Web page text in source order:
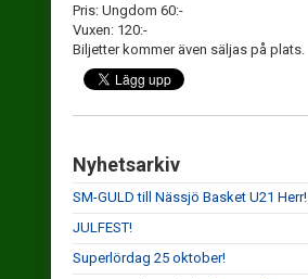
Pris: Ungdom 60:-
Vuxen: 120:-
Biljetter kommer även säljas på plats.
Nyhetsarkiv
SM-GULD till Nässjö Basket U21 Herr!
JULFEST!
Superlördag 25 oktober!